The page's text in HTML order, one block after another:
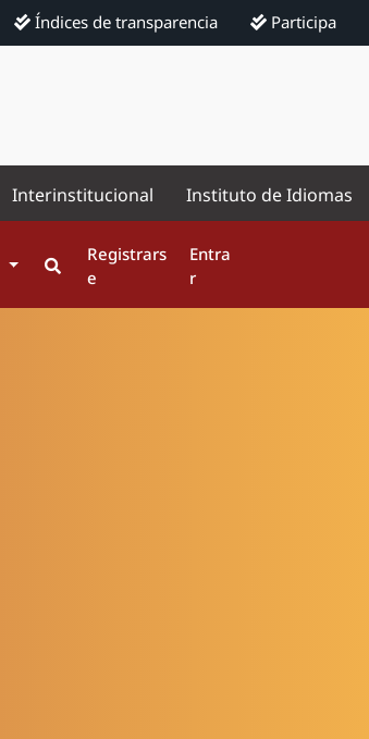
Índices de transparencia Participa
Interinstitucional Instituto de Idiomas
Registrars
e
Entra
r